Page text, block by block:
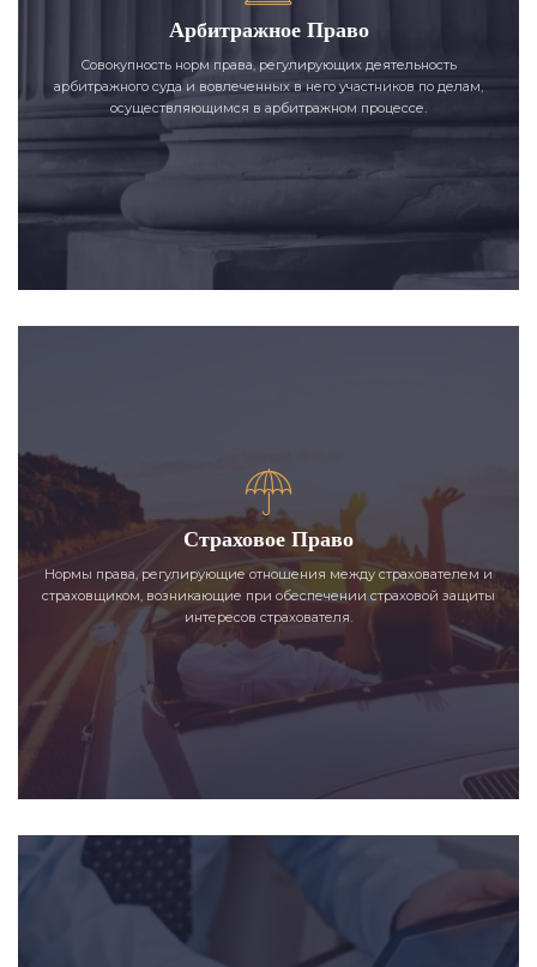
Арбитражное Право
Совокупность норм права, регулирующих деятельность
арбитражного суда и вовлеченных в него участников по делам,
осуществляющимся в арбитражном процессе.
Страховое Право
Нормы права, регулирующие отношения между страхователем и
страховщиком, возникающие при обеспечении страховой защиты
интересов страхователя.